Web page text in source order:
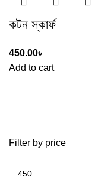
Filter by price
কটন স্কার্ফ
450.00৳
Add to cart